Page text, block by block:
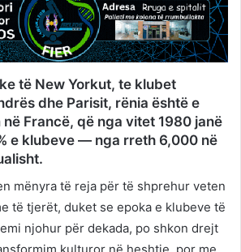
të New Yorkut, te klubet
dhe Parisit, rënia është e
Francë, që nga vitet 1980 janë
e klubeve — nga rreth 6,000 në
mënyra të reja për të shprehur veten
të tjerët, duket se epoka e klubeve të
njohur për dekada, po shkon drejt
kulturor në heshtje, por me